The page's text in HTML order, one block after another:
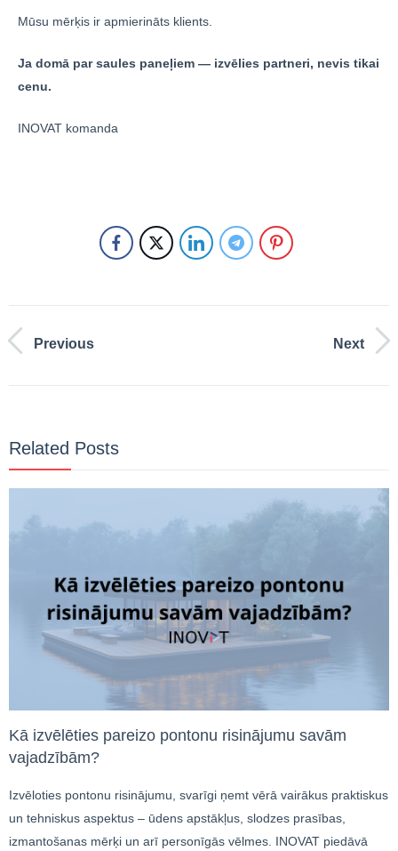
Mūsu mērķis ir apmierināts klients.
Ja domā par saules paneļiem — izvēlies partneri, nevis tikai
cenu.
INOVAT komanda
Previous Next
Related Posts
Kā izvēlēties pareizo pontonu risinājumu savām
vajadzībām?
Izvēloties pontonu risinājumu, svarīgi ņemt vērā vairākus praktiskus
un tehniskus aspektus – ūdens apstākļus, slodzes prasības,
izmantošanas mērķi un arī personīgās vēlmes. INOVAT piedāvā